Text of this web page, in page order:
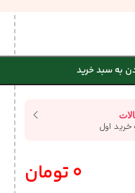
به سبد خرید
0 تومان